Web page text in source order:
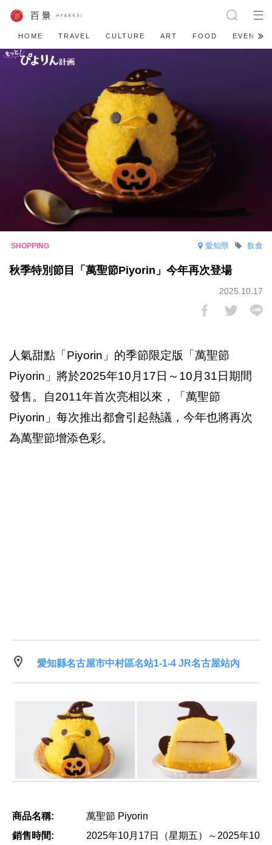
HOME TRAVEL CULTURE ART FOOD EVENT
愛知県 飲食
秋季特別節目「萬聖節Piyorin」今年再次登場
2025.10.17
人氣甜點「Piyorin」的季節限定版「萬聖節
Piyorin」將於2025年10月17日～10月31日期間
發售。自2011年首次亮相以來，「萬聖節
Piyorin」每次推出都會引起熱議，今年也將再次
為萬聖節增添色彩。
愛知縣名古屋市中村區名站1-1-4 JR名古屋站內
商品名稱:
萬聖節 Piyorin
銷售時間:
2025年10月17日（星期五）～2025年10